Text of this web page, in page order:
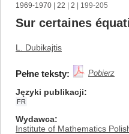
1969-1970 22 2 | 199-205
Sur certaines
L. Dubikajtis
Pełne teksty: Pobierz
Języki publikacji
FR
Wydawca
Institute of Mathematics